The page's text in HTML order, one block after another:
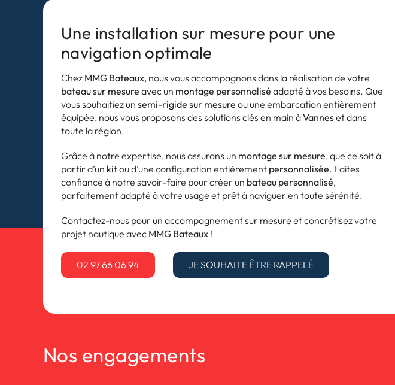
Une installation sur mesure pour une
navigation optimale
Chez MMG Bateaux, nous vous accompagnons dans la réalisation de votre
bateau sur mesure avec un montage personnalisé adapté à vos besoins. Que
vous souhaitiez un semi-rigide sur mesure ou une embarcation entièrement
équipée, nous vous proposons des solutions clés en main àVanneset dans
toute la région.
Grâce à notre expertise, nous assurons un montage sur mesure, que ce soit à
partir d’un kitou d’une configuration entièrement personnalisée. Faites
confiance à notre savoir-faire pour créer un bateau personnalisé,
parfaitement adapté à votre usage et prêt à naviguer en toute sérénité.
Contactez-nous pour un accompagnement sur mesure et concrétisez votre
projet nautique avec MMG Bateaux!
02 97 66 06 94 JE SOUHAITE ÊTRE RAPPELÉ
Nos engagements